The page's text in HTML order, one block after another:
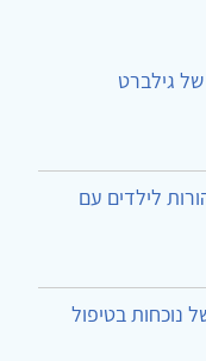
גילברט
לילדים עם
נוכחות בטיפול